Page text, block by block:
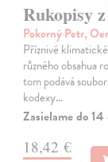
Rukopisy
Pokorný Petr,
Příznivé
různého obsahua
tom podává
kodexy…
Zasielame do
18,42 €